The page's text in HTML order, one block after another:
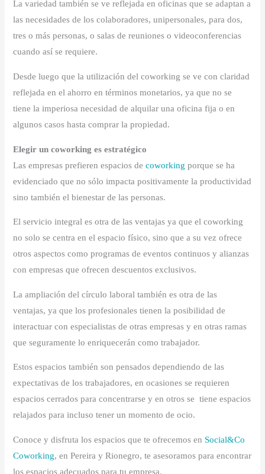
La variedad también se ve reflejada en oficinas que se adaptan a
las necesidades de los colaboradores, unipersonales, para dos,
tres o más personas, o salas de reuniones o videoconferencias
cuando así se requiere.
Desde luego que la utilización del coworking se ve con claridad
reflejada en el ahorro en términos monetarios, ya que no se
tiene la imperiosa necesidad de alquilar una oficina fija o en
algunos casos hasta comprar la propiedad.
Elegir un coworking es estratégico
Las empresas prefieren espacios decoworkingporque se ha
evidenciado que no sólo impacta positivamente la productividad
sino también el bienestar de las personas.
El servicio integral es otra de las ventajas ya que el coworking
no solo se centra en el espacio físico, sino que a su vez ofrece
otros aspectos como programas de eventos continuos y alianzas
con empresas que ofrecen descuentos exclusivos.
La ampliación del círculo laboral también es otra de las
ventajas, ya que los profesionales tienen la posibilidad de
interactuar con especialistas de otras empresas y en otras ramas
que seguramente lo enriquecerán como trabajador.
Estos espacios también son pensados dependiendo de las
expectativas de los trabajadores, en ocasiones se requieren
espacios cerrados para concentrarse y en otros se tiene espacios
relajados para incluso tener un momento de ocio.
Conoce y disfruta los espacios que te ofrecemos en Social&Co
Coworking, en Pereira y Rionegro, te asesoramos para encontrar
los espacios adecuados para tu empresa.